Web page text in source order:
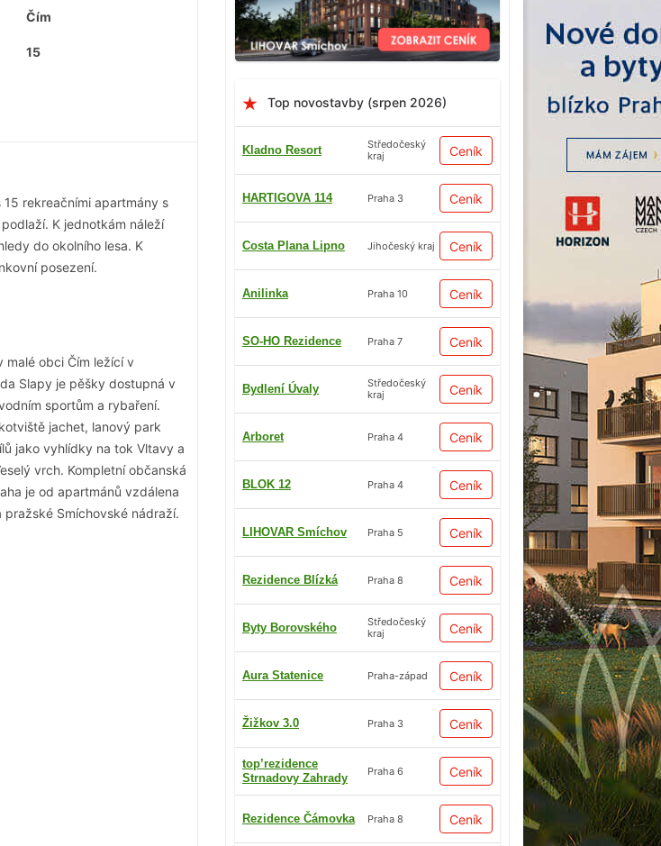
Top novostavby (srpen 2026)
Kladno Resort
Středočeský
kraj
Ceník
HARTIGOVA 114 Praha 3 Ceník
Costa Plana Lipno Jihočeský kraj Ceník
Anilinka Praha 10 Ceník
SO-HO Rezidence Praha 7 Ceník
Bydlení Úvaly
Středočeský
kraj
Ceník
Arboret Praha 4 Ceník
BLOK 12 Praha 4 Ceník
LIHOVAR Smíchov Praha 5 Ceník
Rezidence Blízká Praha 8 Ceník
Byty Borovského
Středočeský
kraj
Ceník
Aura Statenice Praha-západ Ceník
Žižkov 3.0 Praha 3 Ceník
top’rezidence
Strnadovy Zahrady
Praha 6 Ceník
Rezidence Čámovka Praha 8 Ceník
Čím
15
rekreačními apartmány s
K jednotkám náleží
do okolního lesa. K
posezení.
malé obci Čím ležící v
Slapy je pěšky dostupná v
sportům a rybaření.
jachet, lanový park
jako vyhlídky na tok Vltavy a
vrch. Kompletní občanská
je od apartmánů vzdálena
Smíchovské nádraží.